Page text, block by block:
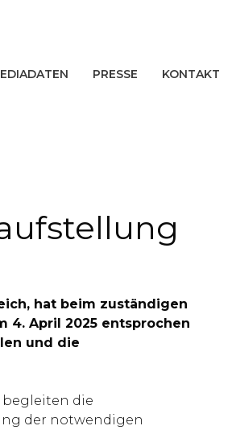
PRESSE KONTAKT
hat beim zuständigen
4. April 2025 entsprochen
und die
begleiten die
der notwendigen